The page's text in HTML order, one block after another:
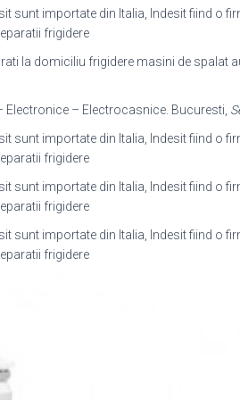
sunt importate din Italia, Indesit fiind o
frigidere
la domiciliu frigidere masini de spalat
Electronice – Electrocasnice. Bucuresti,
sunt importate din Italia, Indesit fiind o
frigidere
sunt importate din Italia, Indesit fiind o
frigidere
sunt importate din Italia, Indesit fiind o
frigidere